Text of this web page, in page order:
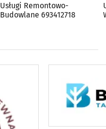
Usługi Remontowo-
Budowlane 693412718